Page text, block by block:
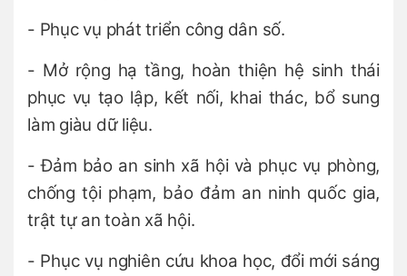
- Phục vụ phát triển công dân số.
- Mở rộng hạ tầng, hoàn thiện hệ sinh thái
phục vụ tạo lập, kết nối, khai thác, bổ sung
làm giàu dữ liệu.
- Đảm bảo an sinh xã hội và phục vụ phòng,
chống tội phạm, bảo đảm an ninh quốc gia,
trật tự an toàn xã hội.
- Phục vụ nghiên cứu khoa học, đổi mới sáng